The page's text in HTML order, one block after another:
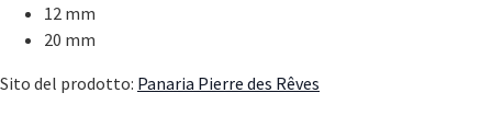
12 mm
20 mm
Sito del prodotto: Panaria Pierre des Rêves